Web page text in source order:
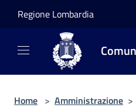
Regione Lombardia
Home > Amministrazione >